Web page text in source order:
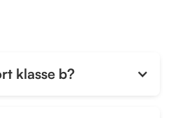
klasse b?